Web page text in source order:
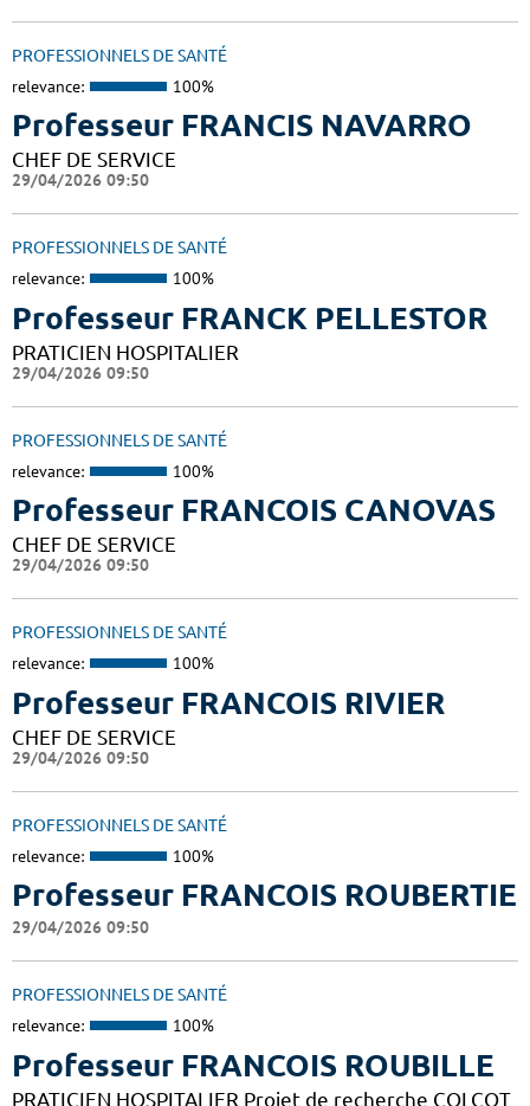
PROFESSIONNELS DE SANTÉ
relevance: 100%
Professeur FRANCIS NAVARRO
CHEF DE SERVICE
29/04/2026 09:50
PROFESSIONNELS DE SANTÉ
relevance: 100%
Professeur FRANCK PELLESTOR
PRATICIEN HOSPITALIER
29/04/2026 09:50
PROFESSIONNELS DE SANTÉ
relevance: 100%
Professeur FRANCOIS CANOVAS
CHEF DE SERVICE
29/04/2026 09:50
PROFESSIONNELS DE SANTÉ
relevance: 100%
Professeur FRANCOIS RIVIER
CHEF DE SERVICE
29/04/2026 09:50
PROFESSIONNELS DE SANTÉ
relevance: 100%
Professeur FRANCOIS ROUBERTIE
29/04/2026 09:50
PROFESSIONNELS DE SANTÉ
relevance: 100%
Professeur FRANCOIS ROUBILLE
PRATICIEN HOSPITALIER Projet de recherche COLCOT